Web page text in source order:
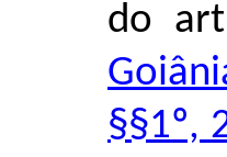
do
§§1º,